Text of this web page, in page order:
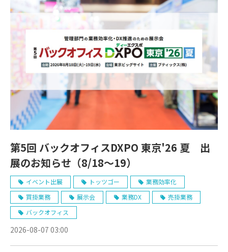
第5回 バックオフィスDXPO 東京'26 夏 出
展のお知らせ（8/18～19）
イベント出展 トッツゴー
業務効率化
買掛業務
展示会 業務DX
売掛業務
バックオフィス
2026-08-07 03:00